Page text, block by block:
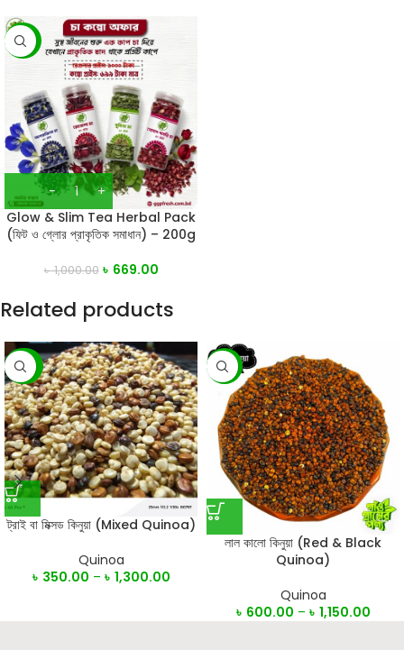
-33%
Glow & Slim Tea Herbal Pack
(ফিট ও গ্লোর প্রাকৃতিক সমাধান) – 200g
৳1,000.00 ৳ 669.00
Related products
-28%
ট্রাই বা মিক্সড কিনুয়া (Mixed Quinoa)
Quinoa
৳ 350.00 – ৳ 1,300.00
-18%
লাল কালো কিনুয়া (Red & Black
Quinoa)
Quinoa
৳ 600.00 – ৳ 1,150.00